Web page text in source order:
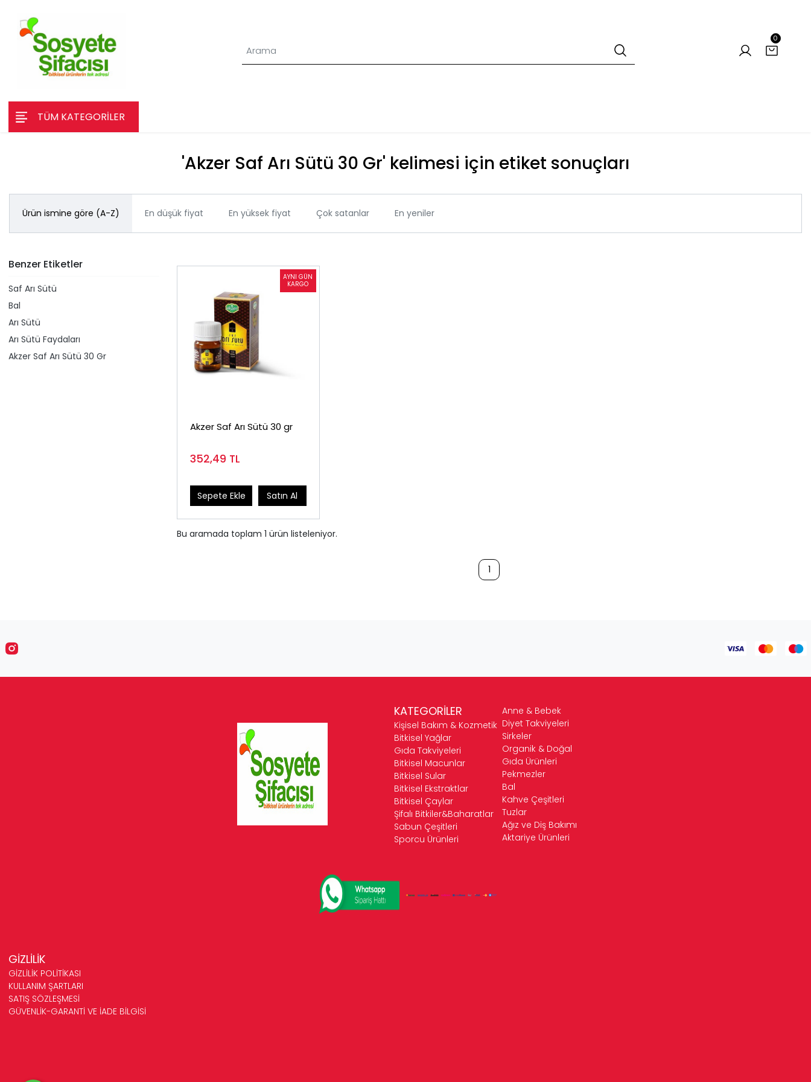
0
TÜM KATEGORİLER
'Akzer Saf Arı Sütü 30 Gr' kelimesi için etiket sonuçları
Ürün ismine göre (A-Z) En düşük fiyat En yüksek fiyat Çok satanlar En yeniler
Benzer Etiketler
Saf Arı Sütü
Bal
Arı Sütü
Arı Sütü Faydaları
Akzer Saf Arı Sütü 30 Gr
Akzer Saf Arı Sütü 30 gr
352,49 TL
Sepete Ekle Satın Al
Bu aramada toplam 1 ürün listeleniyor.
1
KATEGORİLER
Kişisel Bakım & Kozmetik
Bitkisel Yağlar
Gıda Takviyeleri
Bitkisel Macunlar
Bitkisel Sular
Bitkisel Ekstraktlar
Bitkisel Çaylar
Şifalı Bitkiler&Baharatlar
Sabun Çeşitleri
Sporcu Ürünleri
Anne & Bebek
Diyet Takviyeleri
Sirkeler
Organik & Doğal
Gıda Ürünleri
Pekmezler
Bal
Kahve Çeşitleri
Tuzlar
Ağız ve Diş Bakımı
Aktariye Ürünleri
GİZLİLİK
GİZLİLİK POLİTİKASI
KULLANIM ŞARTLARI
SATIŞ SÖZLEŞMESİ
GÜVENLİK-GARANTİ VE İADE BİLGİSİ